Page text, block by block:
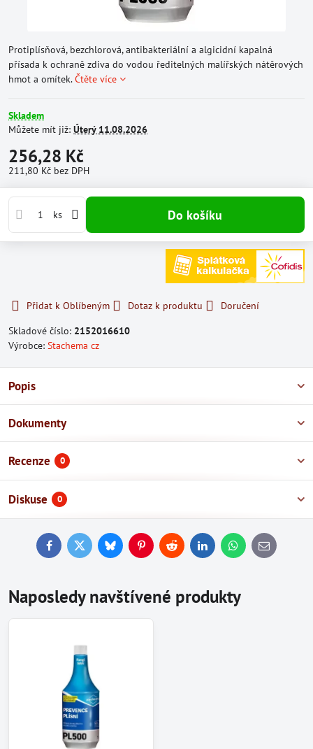
Protiplísňová, bezchlorová, antibakteriální a algicidní kapalná
přísada k ochraně zdiva do vodou ředitelných malířských nátěrových
hmot a omítek.Čtěte více
Skladem
Můžete mít již: Úterý11.08.2026
256,28 Kč
211,80 Kč bez DPH
ks Do košíku
Přidat k Oblíbeným Dotaz k produktu
Doručení
Skladové číslo: 2152016610
Výrobce: Stachema cz
Popis
Dokumenty
Recenze 0
Diskuse 0
FacebookTwitterBlueskyPinterestReddit LinkedInWhatsApp
E-
mail
Naposledy navštívené produkty